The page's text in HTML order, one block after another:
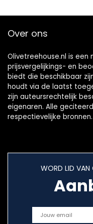
Over ons
Olivetreehouse.nl is
prijsvergelijkings- en
biedt die beschikbaar
houdt via de laatst
zijn auteursrechtelijk
eigenaren. Alle
respectievelijke bronnen.
WORD LID VAN